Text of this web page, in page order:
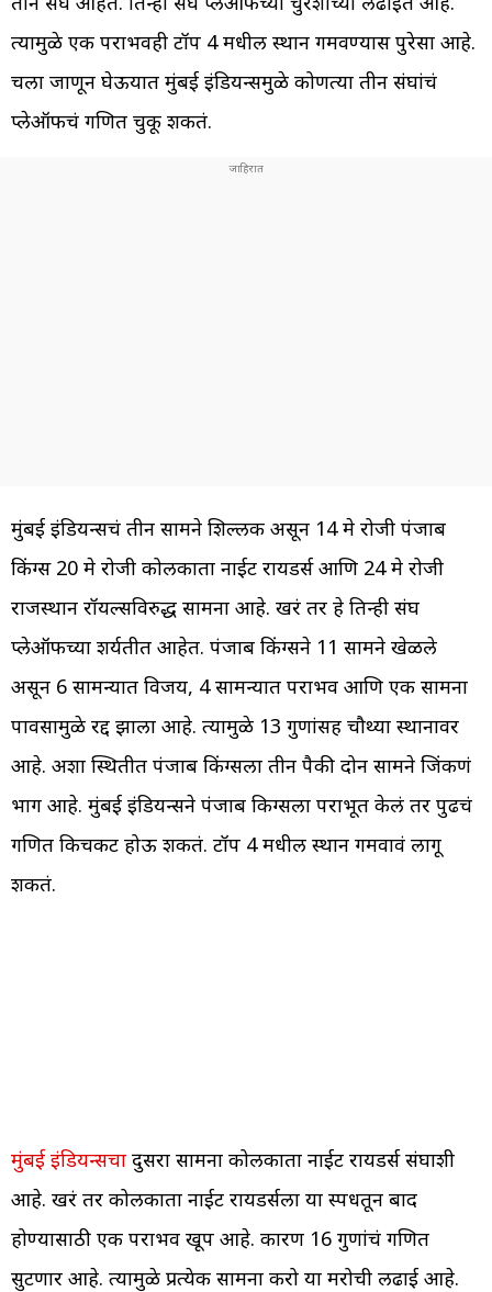
त्यामुळे एक पराभवही टॉप 4 मधील स्थान गमवण्यास पुरेसा आहे.
चला जाणून घेऊयात मुंबई इंडियन्समुळे कोणत्या तीन संघांचं
प्लेऑफचं गणित चुकू शकतं.
मुंबई इंडियन्सचं तीन सामने शिल्लक असून 14 मे रोजी पंजाब
किंग्स 20 मे रोजी कोलकाता नाईट रायडर्स आणि 24 मे रोजी
राजस्थान रॉयल्सविरुद्ध सामना आहे. खरं तर हे तिन्ही संघ
प्लेऑफच्या शर्यतीत आहेत. पंजाब किंग्सने 11 सामने खेळले
असून 6 सामन्यात विजय, 4 सामन्यात पराभव आणि एक सामना
पावसामुळे रद्द झाला आहे. त्यामुळे 13 गुणांसह चौथ्या स्थानावर
आहे. अशा स्थितीत पंजाब किंग्सला तीन पैकी दोन सामने जिंकणं
भाग आहे. मुंबई इंडियन्सने पंजाब किग्सला पराभूत केलं तर पुढचं
गणित किचकट होऊ शकतं. टॉप 4 मधील स्थान गमवावं लागू
शकतं.
मुंबई इंडियन्सचा दुसरा सामना कोलकाता नाईट रायडर्स संघाशी
आहे. खरं तर कोलकाता नाईट रायडर्सला या स्पर्धेतून बाद
होण्यासाठी एक पराभव खूप आहे. कारण 16 गुणांचं गणित
सुटणार आहे. त्यामुळे प्रत्येक सामना करो या मरोची लढाई आहे.